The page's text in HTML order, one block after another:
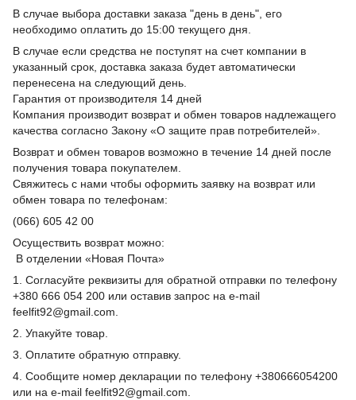
В случае выбора доставки заказа "день в день", его
необходимо оплатить до 15:00 текущего дня.
В случае если средства не поступят на счет компании в
указанный срок, доставка заказа будет автоматически
перенесена на следующий день.
Гарантия от производителя 14 дней
Компания производит возврат и обмен товаров надлежащего
качества согласно Закону «О защите прав потребителей».
Возврат и обмен товаров возможно в течение 14 дней после
получения товара покупателем.
Свяжитесь с нами чтобы оформить заявку на возврат или
обмен товара по телефонам:
(066) 605 42 00
Осуществить возврат можно:
В отделении «Новая Почта»
1. Согласуйте реквизиты для обратной отправки по телефону
+380 666 054 200 или оставив запрос на e-mail
feelfit92@gmail.com.
2. Упакуйте товар.
3. Оплатите обратную отправку.
4. Сообщите номер декларации по телефону +380666054200
или на e-mail feelfit92@gmail.com.